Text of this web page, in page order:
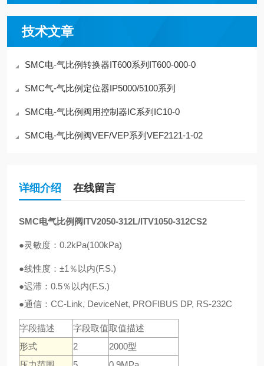
技术文章
SMC电-气比例转换器IT600系列IT600-000-0
SMC气-气比例定位器IP5000/5100系列
SMC电-气比例阀用控制器IC系列IC10-0
SMC电-气比例阀VEF/VEP系列VEF2121-1-02
详细介绍 在线留言
SMC电气比例阀ITV2050-312L/ITV1050-312CS2
●灵敏度：0.2kPa(100kPa)
●线性度：±1％以内(F.S.)
●迟滞：0.5％以内(F.S.)
●通信：CC-Link, DeviceNet, PROFIBUS DP, RS-232C
字段描述 字段取值取值描述
形式
2
2000型